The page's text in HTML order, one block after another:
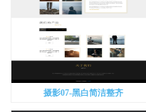
摄影07-黑白简洁整齐